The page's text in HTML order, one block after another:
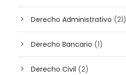
Derecho Administrativo (21)
Derecho Bancario (1)
Derecho Civil (2)